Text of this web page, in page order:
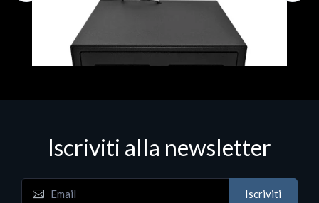
Cassetto portasoldi 41x41x10
Iscriviti alla newsletter
Iscriviti